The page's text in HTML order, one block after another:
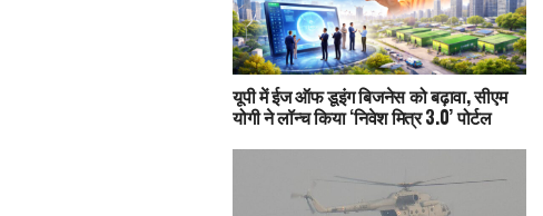
यूपी में ईज ऑफ डूइंग बिजनेस को बढ़ावा, सीएम
योगी ने लॉन्च किया ‘निवेश मित्र 3.0’ पोर्टल